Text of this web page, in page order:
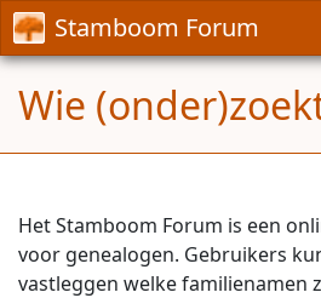
Stamboom Forum
Wie
Het Stamboom Forum is een
voor genealogen. Gebruikers
vastleggen welke familienamen